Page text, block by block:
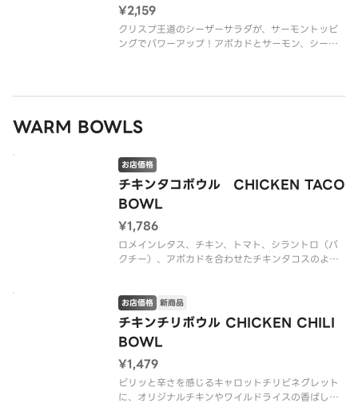
¥2,159
クリスプ王道のシーザーサラダが、サーモントッピ
ングでパワーアップ！アボカドとサーモン、シーザ
WARM BOWLS
チキンタコボウル CHICKEN TACO
BOWL
お店価格
¥1,786
ロメインレタス、チキン、トマト、シラントロ（パ
クチー）、アボカドを合わせたチキンタコスのよう
ル。（*グルテンを含む）（押し麦 （大麦）を含
む）
※アレルゲン情報はCR
チキンチリボウル CHICKEN CHILI
BOWL
お店価格 新商品
¥1,479
ピリッと辛さを感じるキャロットチリビネグレット
に、オリジナルチキンやワイルドライスの香ばし